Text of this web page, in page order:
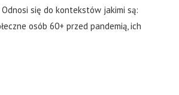
Odnosi się do kontekstów jakimi są:
osób 60+ przed pandemią, ich